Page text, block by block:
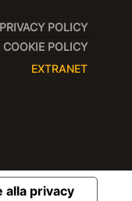
PRIVACY POLICY
COOKIE POLICY
EXTRANET
alla privacy